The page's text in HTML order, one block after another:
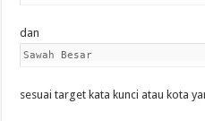
dan
Sawah Besar
sesuai target kata kunci atau kota